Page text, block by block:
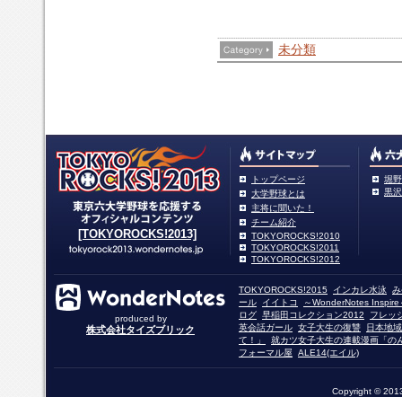
未分類
[TOKYOROCKS!2013]
トップページ
大学野球とは
主将に聞いた！
チーム紹介
TOKYOROCKS!2010
TOKYOROCKS!2011
TOKYOROCKS!2012
堀
黒
produced by
株式会社タイズブリック
TOKYOROCKS!2015 インカレ水泳
ール
イイトコ
～WonderNotes Inspire
ログ 早稲田コレクション2012
フレッ
英会話ガール 女子大生の復讐
日本地
て！」
就カツ女子大生の連載漫画「の
フォーマル屋
ALE14(エイル)
Copyright ©